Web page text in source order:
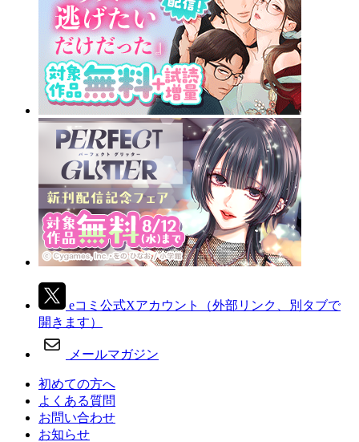
eコミ公式Xアカウント
（外部リンク、別タブで
開きます）
メールマガジン
初めての方へ
よくある質問
お問い合わせ
お知らせ